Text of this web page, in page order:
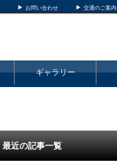
お問い合わせ 交通のご案内
ギャラリー
最近の記事一覧